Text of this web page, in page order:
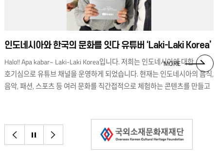
인도네시아와 한국의 문화를 잇다 유튜버 ‘Laki-Laki Korea’
Halo!! Apa kabar~ Laki-Laki Korea입니다. 저희는 인도네시아에 대한
호기심으로 유튜브 채널을 운영하게 되었습니다. 현재는 인도네시아의 음식,
음악, 패션, 스포츠 등 여러 문화를 직간접적으로 체험하는 콘텐츠를 만들고
MORE
이전으로
정지